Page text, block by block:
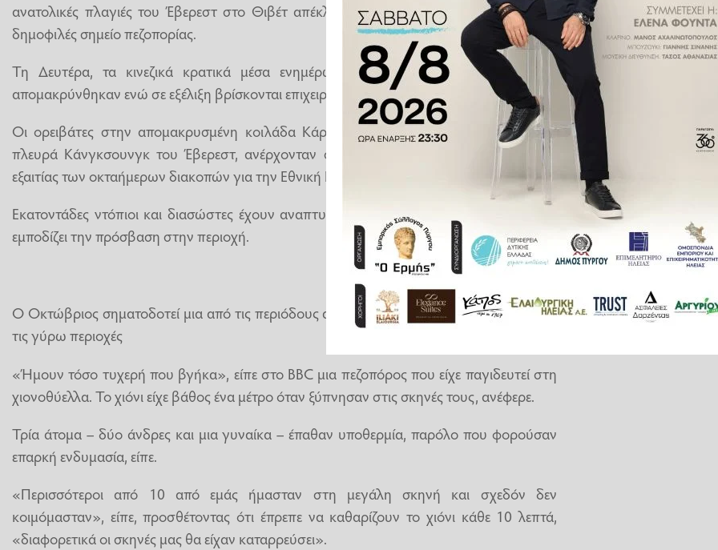
ανατολικές πλαγιές του Έβερεστ στο Θιβέτ απέκλεισαν εκατοντάδες ορειβάτες σε ένα
δημοφιλές σημείο πεζοπορίας.
Τη Δευτέρα, τα κινεζικά κρατικά μέσα ενημέρωσης ανέφεραν ότι 350 άνθρωποι
απομακρύνθηκαν ενώ σε εξέλιξη βρίσκονται επιχειρήσεις διάσωσης για ακόμα 200.
Οι ορειβάτες στην απομακρυσμένη κοιλάδα Κάρμα, η οποία οδηγεί στην ανατολική
πλευρά Κάνγκσουνγκ του Έβερεστ, ανέρχονταν σε εκατοντάδες αυτή την εβδομάδα,
εξαιτίας των οκταήμερων διακοπών για την Εθνική Εορτή της Κίνας.
Εκατοντάδες ντόπιοι και διασώστες έχουν αναπτυχθεί για να καθαρίσουν το χιόνι που
εμποδίζει την πρόσβαση στην περιοχή.
Ο Οκτώβριος σηματοδοτεί μια από τις περιόδους αιχμής για πεζοπορία στο Έβερεστ και
τις γύρω περιοχές
«Ήμουν τόσο τυχερή που βγήκα», είπε στο BBC μια πεζοπόρος που είχε παγιδευτεί στη
χιονοθύελλα. Το χιόνι είχε βάθος ένα μέτρο όταν ξύπνησαν στις σκηνές τους, ανέφερε.
Τρία άτομα – δύο άνδρες και μια γυναίκα – έπαθαν υποθερμία, παρόλο που φορούσαν
επαρκή ενδυμασία, είπε.
«Περισσότεροι από 10 από εμάς ήμασταν στη μεγάλη σκηνή και σχεδόν δεν
κοιμόμασταν», είπε, προσθέτοντας ότι έπρεπε να καθαρίζουν το χιόνι κάθε 10 λεπτά,
«διαφορετικά οι σκηνές μας θα είχαν καταρρεύσει».